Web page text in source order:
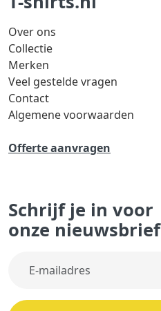
Over ons
Collectie
Merken
Veel gestelde vragen
Contact
Algemene voorwaarden
Offerte aanvragen
Schrijf je in voor
onze nieuwsbrief